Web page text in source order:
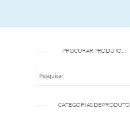
PROCURAR PRODUTO…
CATEGORIAS DE PRODUTO